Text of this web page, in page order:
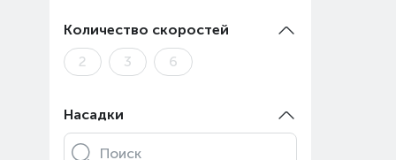
Количество скоростей
2
3 6
Насадки
Поиск